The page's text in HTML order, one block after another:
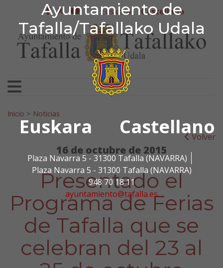
Ayuntamiento de
Tafalla/Tafallako Udala
Euskara Castellano
Plaza Navarra 5 - 31300 Tafalla (NAVARRA)
Plaza Navarra 5 - 31300 Tafalla (NAVARRA)
948 70 18 11
ayuntamiento@tafalla.es
Ir al contenido
Ayuntamiento de
facebook
twitter
youtube
Euskera Castellano
Search for:
Inicio > Noticias
Volver
16 de octubre de 2015
Presentado el
Programa de Ferias
de Tafalla que se
celebran del 23 al